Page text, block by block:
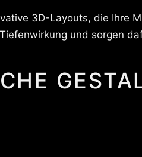
3D-Layouts, die Ihre
und sorgen